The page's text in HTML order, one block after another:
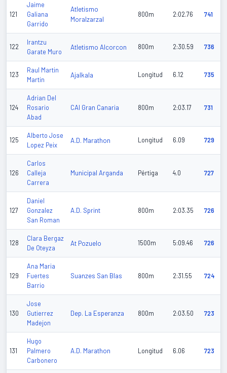
121
Jaime
Galiana
Garrido
Atletismo
Moralzarzal
800m 2:02.76 741
122
Irantzu
Garate Muro
Atletismo Alcorcon 800m 2:30.59 736
123
Raul Martin
Martin
Ajalkala Longitud 6.12 735
124
Adrian Del
Rosario
Abad
CAI Gran Canaria 800m 2:03.17 731
125
Alberto Jose
Lopez Peix
A.D. Marathon Longitud 6.09 729
126
Carlos
Calleja
Carrera
Municipal Arganda Pértiga 4.0 727
127
Daniel
Gonzalez
San Roman
A.D. Sprint 800m 2:03.35 726
128
Clara Bergaz
De Oteyza
At Pozuelo 1500m 5:09.46 726
129
Ana Maria
Fuertes
Barrio
Suanzes San Blas 800m 2:31.55 724
130
Jose
Gutierrez
Madejon
Dep. La Esperanza 800m 2:03.50 723
131
Hugo
Palmero
Carbonero
A.D. Marathon Longitud 6.06 723